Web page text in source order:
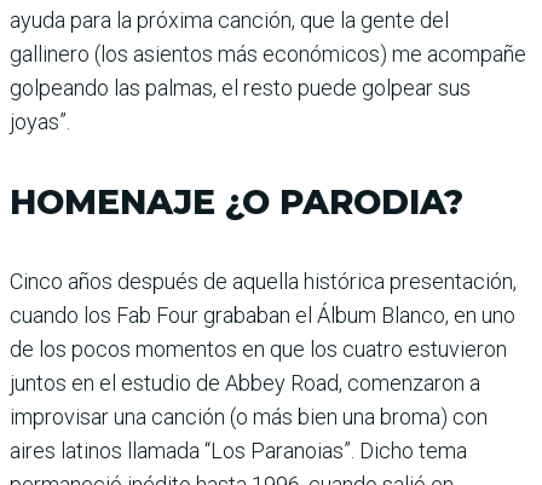
ayuda para la próxima canción, que la gente del
gallinero (los asientos más económicos) me acompañe
golpeando las palmas, el resto puede golpear sus
joyas”.
HOMENAJE ¿O PARODIA?
Cinco años después de aquella histórica presentación,
cuando los Fab Four grababan el Álbum Blanco, en uno
de los pocos momentos en que los cuatro estuvieron
juntos en el estudio de Abbey Road, comenzaron a
improvisar una canción (o más bien una broma) con
aires latinos llamada “Los Paranoias”. Dicho tema